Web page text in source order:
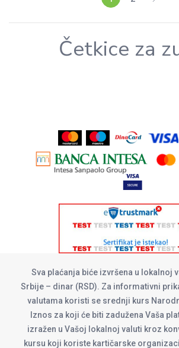
Četkice za
Sva plaćanja biće izvršena u lokalnoj
Srbije – dinar (RSD). Za informativni
valutama koristi se srednji kurs
Iznos za koji će biti zadužena Vaša
izražen u Vašoj lokalnoj valuti kroz
kursu koji koriste kartičarske